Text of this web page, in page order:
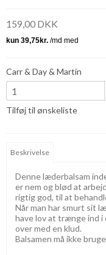
159,00 DKK
Carr & Day & Martin
Tilføj til ønskeliste
Beskrivelse
Denne læderbalsam
er nem og blød at
rigtig god, til at
Når man har smurt sit
have lov at trænge ind
over med en klud.
Balsamen må ikke